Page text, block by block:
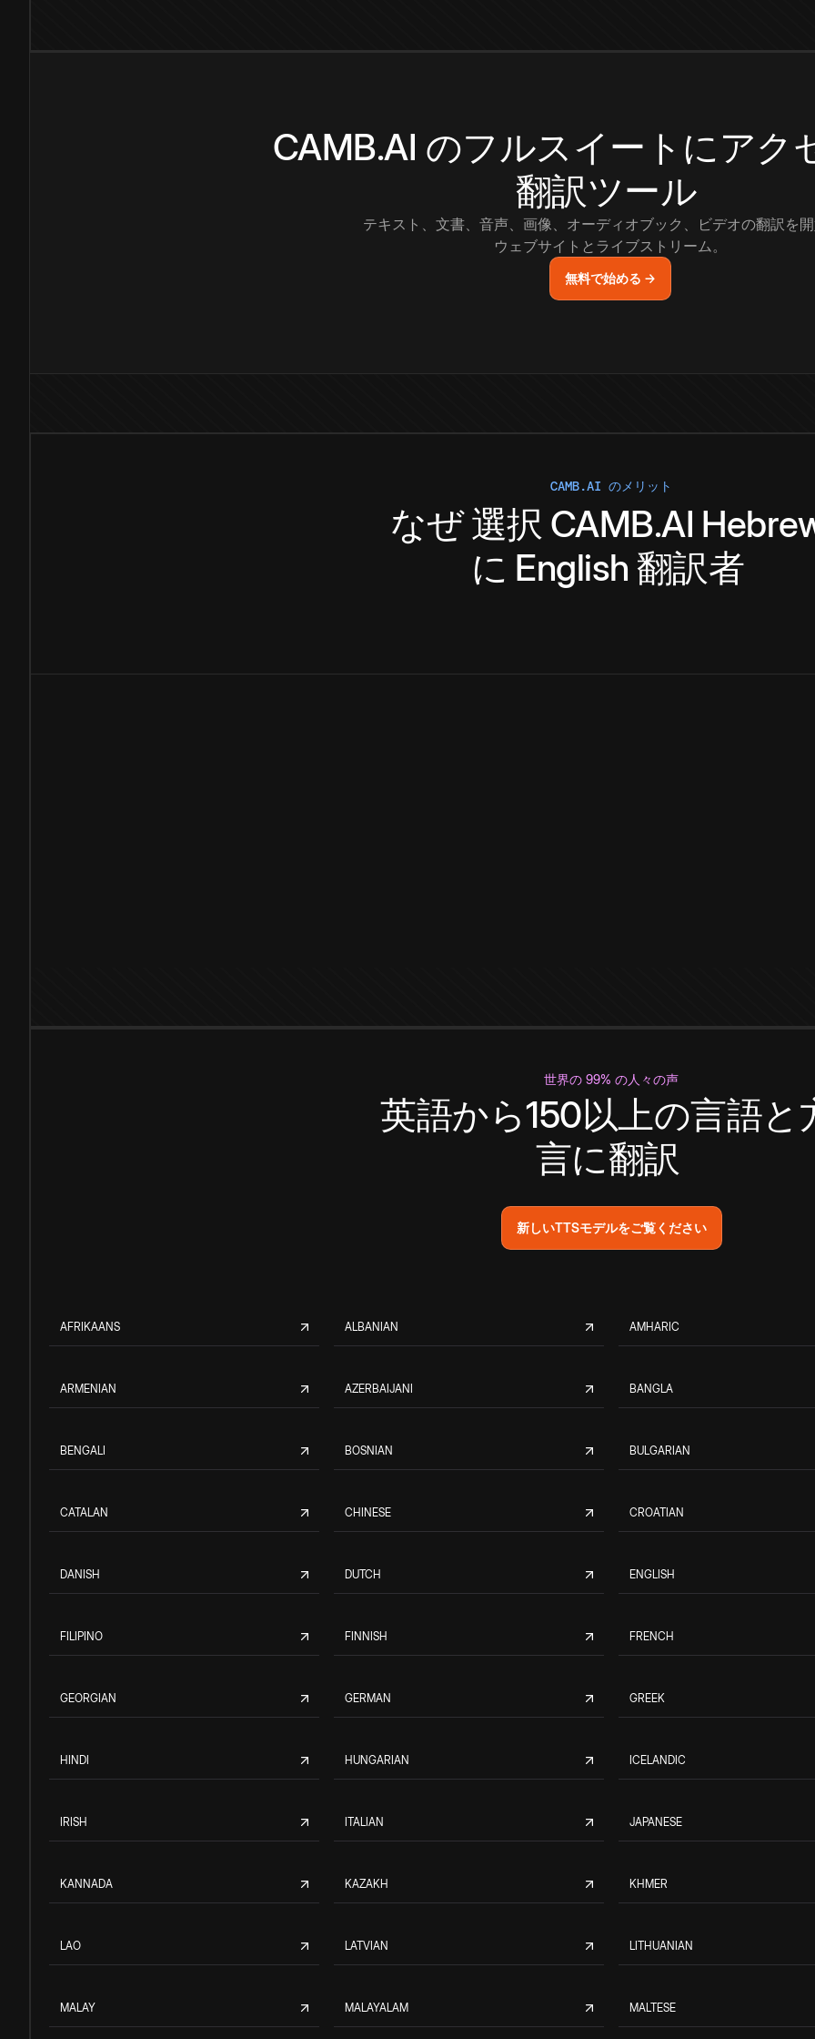
CAMB.AI のフルスイートにアク
翻訳ツール
テキスト、文書、音声、画像、オーディオブック、ビデオの翻訳を
ウェブサイトとライブストリーム。
無料で始める →
CAMB.AI のメリット
なぜ選択 CAMB.AI
に English 翻訳者
世界の 99% の人々の声
英語から150以上の言語と
言に翻訳
新しいTTSモデルをご覧ください
AFRIKAANS ALBANIAN AMHARIC
ARMENIAN AZERBAIJANI BANGLA
BENGALI BOSNIAN BULGARIAN
CATALAN CHINESE CROATIAN
DANISH DUTCH ENGLISH
FILIPINO FINNISH FRENCH
GEORGIAN GERMAN GREEK
HINDI HUNGARIAN ICELANDIC
IRISH ITALIAN JAPANESE
KANNADA KAZAKH KHMER
LAO LATVIAN LITHUANIAN
MALAY MALAYALAM MALTESE